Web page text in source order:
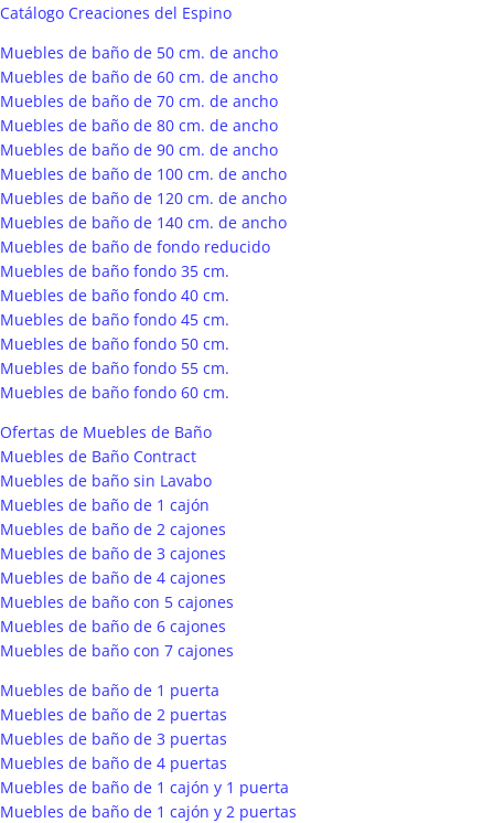
Catálogo Creaciones del Espino
Muebles de baño de 50 cm. de ancho
Muebles de baño de 60 cm. de ancho
Muebles de baño de 70 cm. de ancho
Muebles de baño de 80 cm. de ancho
Muebles de baño de 90 cm. de ancho
Muebles de baño de 100 cm. de ancho
Muebles de baño de 120 cm. de ancho
Muebles de baño de 140 cm. de ancho
Muebles de baño de fondo reducido
Muebles de baño fondo 35 cm.
Muebles de baño fondo 40 cm.
Muebles de baño fondo 45 cm.
Muebles de baño fondo 50 cm.
Muebles de baño fondo 55 cm.
Muebles de baño fondo 60 cm.
Ofertas de Muebles de Baño
Muebles de Baño Contract
Muebles de baño sin Lavabo
Muebles de baño de 1 cajón
Muebles de baño de 2 cajones
Muebles de baño de 3 cajones
Muebles de baño de 4 cajones
Muebles de baño con 5 cajones
Muebles de baño de 6 cajones
Muebles de baño con 7 cajones
Muebles de baño de 1 puerta
Muebles de baño de 2 puertas
Muebles de baño de 3 puertas
Muebles de baño de 4 puertas
Muebles de baño de 1 cajón y 1 puerta
Muebles de baño de 1 cajón y 2 puertas